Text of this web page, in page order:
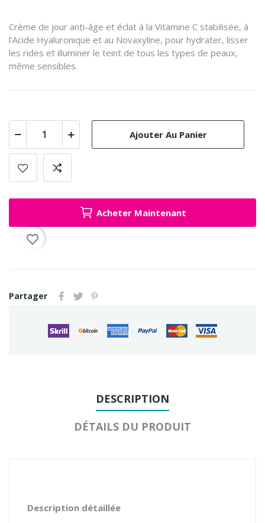
Crème de jour anti-âge et éclat à la Vitamine C stabilisée, à
l'Acide Hyaluronique et au Novaxyline, pour hydrater, lisser
les rides et illuminer le teint de tous les types de peaux,
même sensibles.
Ajouter Au Panier
Acheter Maintenant
favorite_border
Partager
DESCRIPTION
DÉTAILS DU PRODUIT
Description détaillée